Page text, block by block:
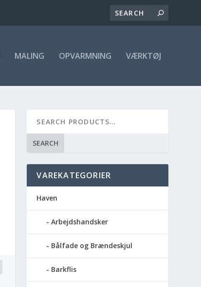
MALING OPVARMNING VÆRKTØJ
SEARCH
VAREKATEGORIER
Haven
Arbejdshandsker
Bålfade og Brændeskjul
Barkflis